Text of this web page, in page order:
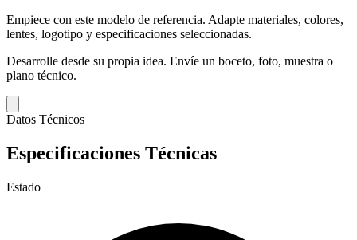
Empiece con este modelo de referencia. Adapte materiales, colores,
lentes, logotipo y especificaciones seleccionadas.
Desarrolle desde su propia idea. Envíe un boceto, foto, muestra o
plano técnico.
Datos Técnicos
Especificaciones Técnicas
Estado